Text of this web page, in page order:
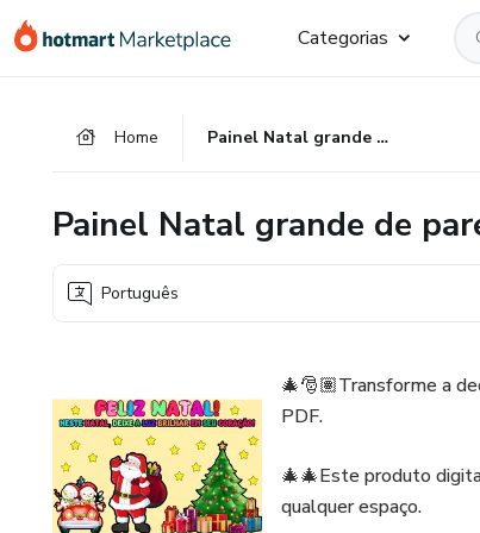
para
para
para
Categorias
Home Painel Natal grande de parede para imprimir em pdf
Painel Natal grande de
Português
🎄🎅🏽Transforme a
PDF.
🎄🎄Este produto
qualquer espaço.